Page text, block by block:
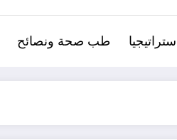
طب صحة ونصائح